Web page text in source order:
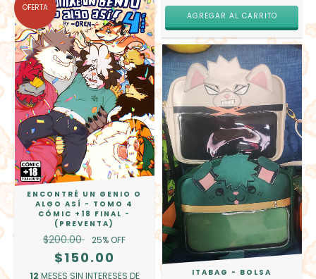
AGREGAR AL CARRITO
OFERTA
ENCONTRÉ UN GENIO O
ALGO ASÍ - TOMO 4
CÓMIC +18 FINAL -
(PREVENTA)
$200.00 25% OFF
$150.00
12 MESES SIN INTERESES DE
ITABAG - BOLSA